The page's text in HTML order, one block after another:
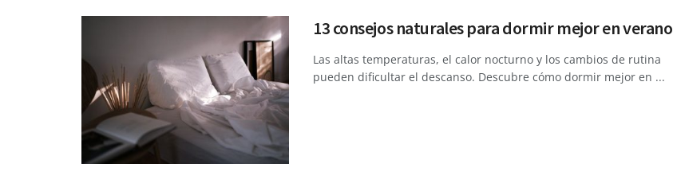
13 consejos naturales para dormir mejor en verano
Las altas temperaturas, el calor nocturno y los cambios de rutina
pueden dificultar el descanso. Descubre cómo dormir mejor en ...